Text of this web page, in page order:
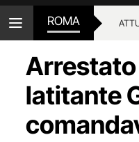
ROMA
Arrestato
latitante